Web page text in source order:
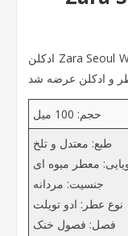
ادکلن Zara Seoul Winter عطری مردانه است که در سال 2019
حجم: 100 میل
طبع: معتدل و تلخ
معطر میوه ای
جنسیت: مردانه
نوع عطر: ادو تویلت
فصل: فصول خنک